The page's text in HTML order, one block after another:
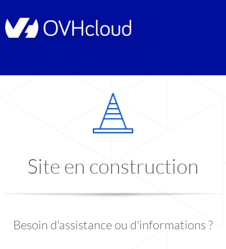
Site en construction
Besoin d'assistance ou d'informations ?